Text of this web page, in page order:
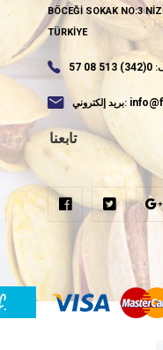
BÖCEĞİ SOKAK NO:3
TÜRKİYE
0(342) 513 08 57
بريد إلكتروني:
تابعنا